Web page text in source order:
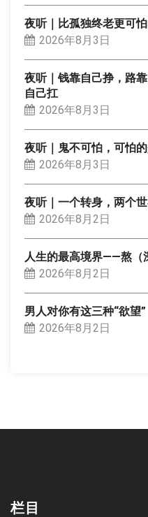
夜听｜比孤独终老更可
2026年8月3日
夜听｜钱靠自己挣，路
自己扛
2026年8月3日
夜听｜鬼不可怕，可怕的
2026年8月3日
夜听｜一个转身，两个
2026年8月2日
人生的最高境界——熬（
2026年8月2日
男人对你有这三种“欲望
2026年8月2日
栏目